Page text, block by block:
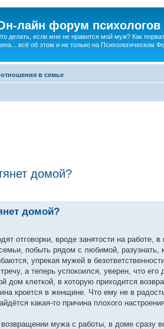
лайн форум психологов
делать, если мне не нравится мой муж? Как
всё об этом и не только на Психологическом
в семье
домой?
домой?
отговорки, вроде занятости на работе,
побыть рядом с любимой,
упрекая мужей в
а теперь успокоился, уверен, что
дом клеткой, в которую приходится
кроется в женщине. Что ему не в
какая-то причина плохого
мужа с работы, в доме сразу